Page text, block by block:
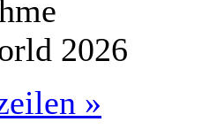
2026
»